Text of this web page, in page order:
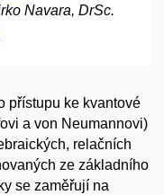
Navara, DrSc.
přístupu ke kvantové
a von Neumannovi)
relačních
ze základního
se zaměřují na